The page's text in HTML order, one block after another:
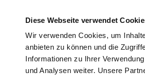
Diese Webseite verwendet
Wir verwenden Cookies, um
anbieten zu können und die
Informationen zu Ihrer
und Analysen weiter. Unsere
Startseite